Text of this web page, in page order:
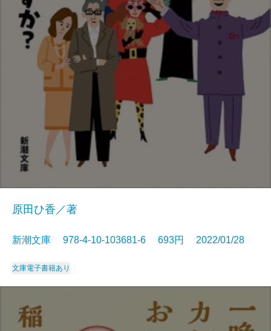
原田ひ香／著
新潮文庫 978-4-10-103681-6 693円 2022/01/28
文庫電子書籍あり